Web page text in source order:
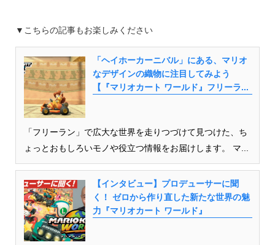
▼こちらの記事もお楽しみください
「ヘイホーカーニバル」にある、マリオ
なデザインの織物に注目してみよう
【『マリオカート ワールド』フリーラ...
「フリーラン」で広大な世界を走りつづけて見つけた、ち
ょっとおもしろいモノや役立つ情報をお届けします。 マ...
【インタビュー】プロデューサーに聞
く！ ゼロから作り直した新たな世界の魅
力『マリオカート ワールド』